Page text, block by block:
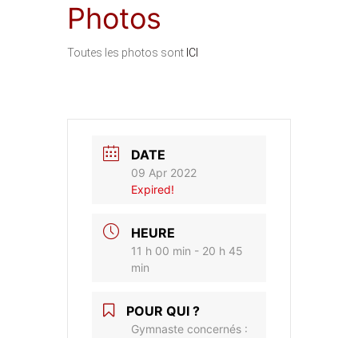
Photos
Toutes les photos sont ICI
DATE
09 Apr 2022
Expired!
HEURE
11 h 00 min - 20 h 45
min
POUR QUI ?
Gymnaste concernés :